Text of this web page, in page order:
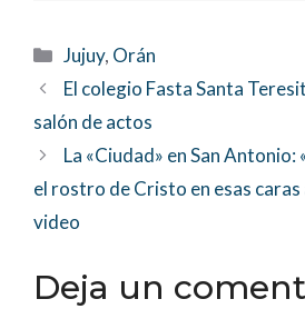
Categorías
Jujuy, Orán
El colegio Fasta Santa
salón de actos
La «Ciudad» en San
el rostro de Cristo en esas caras
video
Deja un